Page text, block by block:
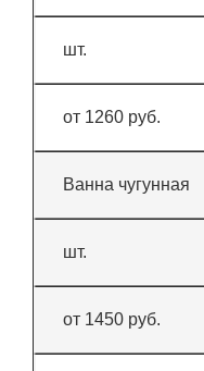
шт.
от 1260 руб.
Ванна чугунная
шт.
от 1450 руб.